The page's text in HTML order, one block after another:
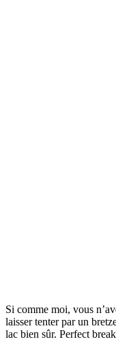
Si comme moi, vous
laisser tenter par un
lac bien sûr. Perfect